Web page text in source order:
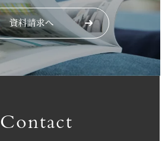
Contact